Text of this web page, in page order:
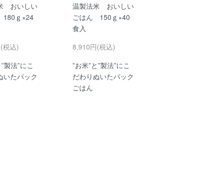
おいしい
ｇ×24
税込)
製法”にこ
いたパック
温製法米 おいしい
ごはん 150ｇ×40
食入
8,910円(税込)
”お米”と”製法”にこ
だわりぬいたパック
ごはん